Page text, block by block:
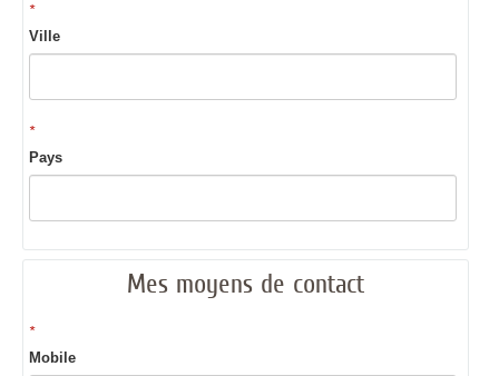
*
Ville
*
Pays
Mes moyens de contact
*
Mobile